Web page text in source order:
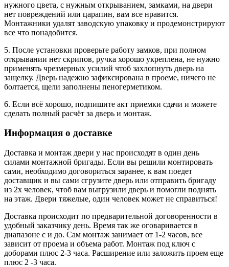
нужного цвета, с нужным открыванием, замками, на двери
нет повреждений или царапин, вам все нравится.
Монтажники удалят заводскую упаковку и продемонстрируют
все что понадобится.
5. После установки проверьте работу замков, при полном
открывании нет скрипов, ручка хорошо укреплена, не нужно
применять чрезмерных усилий чтоб захлопнуть дверь на
защелку. Дверь надежно зафиксирована в проеме, ничего не
болтается, щели заполнены пеногерметиком.
6. Если всё хорошо, подпишите акт приемки сдачи и можете
сделать полный расчёт за дверь и монтаж.
Информация о доставке
Доставка и монтаж двери у нас происходят в один день
силами монтажной бригады. Если вы решили монтировать
сами, необходимо договориться заранее, к вам поедет
доставщик и вы сами сгрузите дверь или отправить бригаду
из 2х человек, чтоб вам выгрузили дверь и помогли поднять
на этаж. Двери тяжелые, один человек может не справиться!
Доставка происходит по предварительной договоренности в
удобный заказчику день. Время так же оговаривается в
диапазоне с и до. Сам монтаж занимает от 1-2 часов, все
зависит от проема и объема работ. Монтаж под ключ с
доборами плюс 2-3 часа. Расширение или заложить проем еще
плюс 2 -3 часа.